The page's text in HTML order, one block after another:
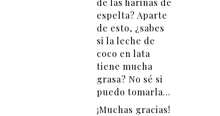
de las harinas de
espelta? Aparte
de esto, ¿sabes
si la leche de
coco en lata
tiene mucha
grasa? No sé si
puedo tomarla…
¡Muchas gracias!